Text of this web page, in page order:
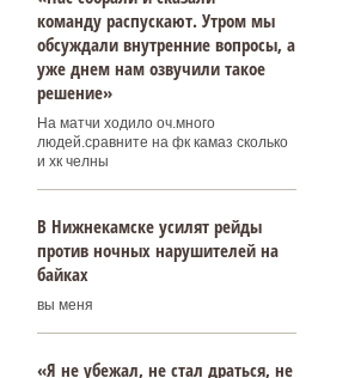
команду распускают. Утром мы
обсуждали внутренние вопросы, а
уже днем нам озвучили такое
решение»
На матчи ходило оч.много
людей.сравните на фк камаз сколько
и хк челны
В Нижнекамске усилят рейды
против ночных нарушителей на
байках
вы меня
«Я не убежал, не стал драться, не